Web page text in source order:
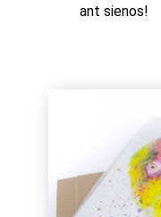
ant sienos!